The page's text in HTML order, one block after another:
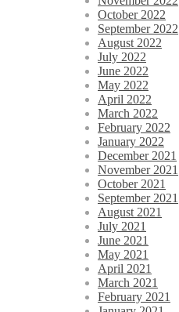
October 2022
September 2022
August 2022
July 2022
June 2022
May 2022
April 2022
March 2022
February 2022
January 2022
December 2021
November 2021
October 2021
September 2021
August 2021
July 2021
June 2021
May 2021
April 2021
March 2021
February 2021